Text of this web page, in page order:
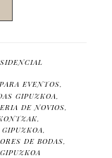
EVENTOS,
GIPUZKOA,
DE NOVIOS,
,
,
DE BODAS,